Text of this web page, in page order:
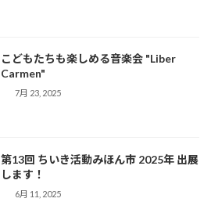
こどもたちも楽しめる音楽会 "Liber
Carmen"
7月 23, 2025
第13回 ちいき活動みほん市 2025年 出展
します！
6月 11, 2025